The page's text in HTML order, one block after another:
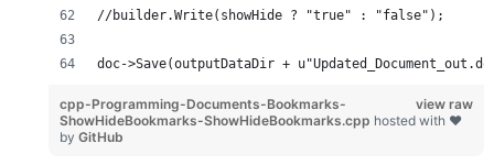
//builder.Write(showHide ? "true" : "false");
doc->Save(outputDataDir +
view raw
cpp-Programming-Documents-Bookmarks-
ShowHideBookmarks-ShowHideBookmarks.cpp hosted with ❤
by GitHub